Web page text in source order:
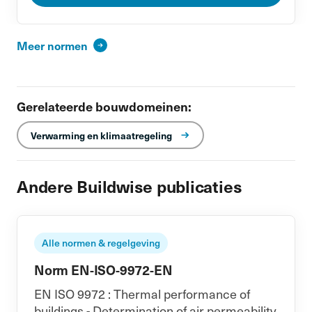
Meer normen
Gerelateerde bouwdomeinen:
Verwarming en klimaatregeling
Andere Buildwise publicaties
Alle normen & regelgeving
Norm EN-ISO-9972-EN
EN ISO 9972 : Thermal performance of